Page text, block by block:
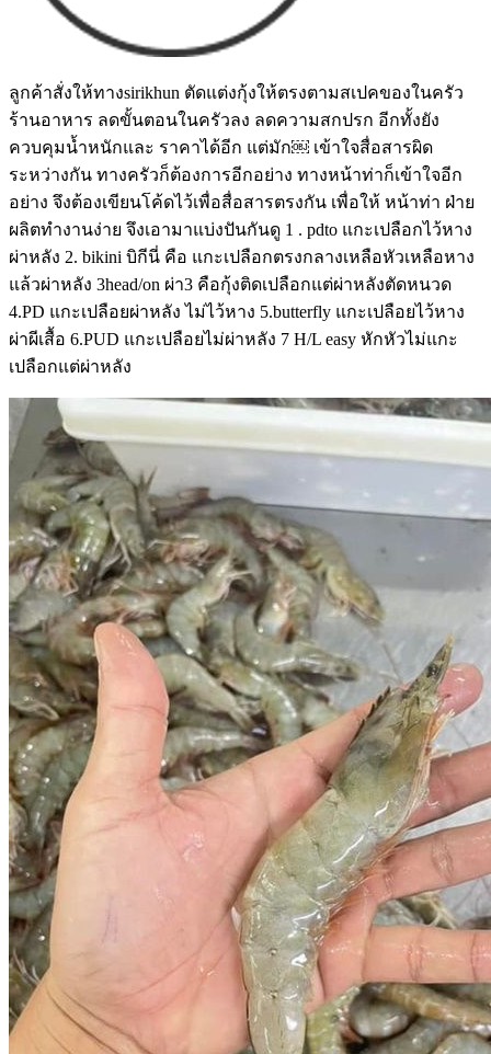
ลูกค้าสั่งให้ทางsirikhun ตัดแต่งกุ้งให้ตรงตามสเปคของในครัว
ร้านอาหาร ลดขั้นตอนในครัวลง ลดความสกปรก อีกทั้งยัง
ควบคุมน้ำหนักและ ราคาได้อีก แต่มัก￼ เข้าใจสื่อสารผิด
ระหว่างกัน ทางครัวก็ต้องการอีกอย่าง ทางหน้าท่าก็เข้าใจอีก
อย่าง จึงต้องเขียนโค้ดไว้เพื่อสื่อสารตรงกัน เพื่อให้ หน้าท่า ฝ่าย
ผลิตทำงานง่าย จึงเอามาแบ่งปันกันดู 1 . pdto แกะเปลือกไว้หาง
ผ่าหลัง 2. bikini บิกีนี่ คือ แกะเปลือกตรงกลางเหลือหัวเหลือหาง
แล้วผ่าหลัง 3head/on ผ่า3 คือกุ้งติดเปลือกแต่ผ่าหลังตัดหนวด
4.PD แกะเปลือยผ่าหลัง ไม่ไว้หาง 5.butterfly แกะเปลือยไว้หาง
ผ่าผีเสื้อ 6.PUD แกะเปลือยไม่ผ่าหลัง 7 H/L easy หักหัวไม่แกะ
เปลือกแต่ผ่าหลัง